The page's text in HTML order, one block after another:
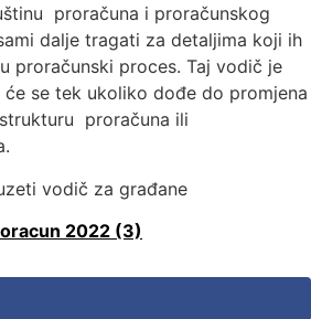
proračuna i proračunskog
dalje tragati za detaljima koji ih
proračunski proces. Taj vodič je
se tek ukoliko dođe do promjena
proračuna ili
vodič za građane
2022 (3)